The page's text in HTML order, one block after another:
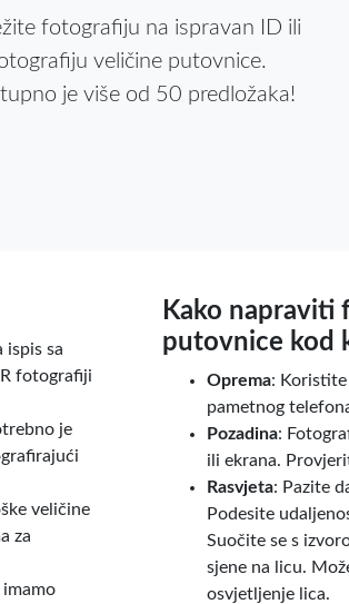
fotografiju na ispravan ID ili
veličine putovnice.
je više od 50 predložaka!
sa
fotografiji
je
veličine
za
imamo
Kako
putovnice kod
Oprema:
pametnog
Pozadina:
ili ekrana.
Rasvjeta: Pazite
Podesite
Suočite se s
sjene na licu.
osvjetljenje lica.